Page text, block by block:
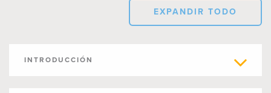
EXPANDIR TODO
INTRODUCCIÓN